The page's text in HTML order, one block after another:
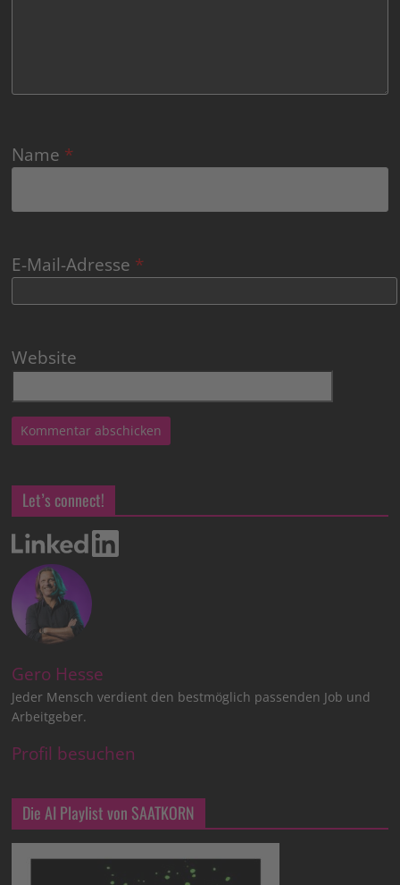
Name *
E-Mail-Adresse *
Website
Let’s connect!
Gero Hesse
Jeder Mensch verdient den bestmöglich passenden Job und
Arbeitgeber.
Profil besuchen
Die AI Playlist von SAATKORN